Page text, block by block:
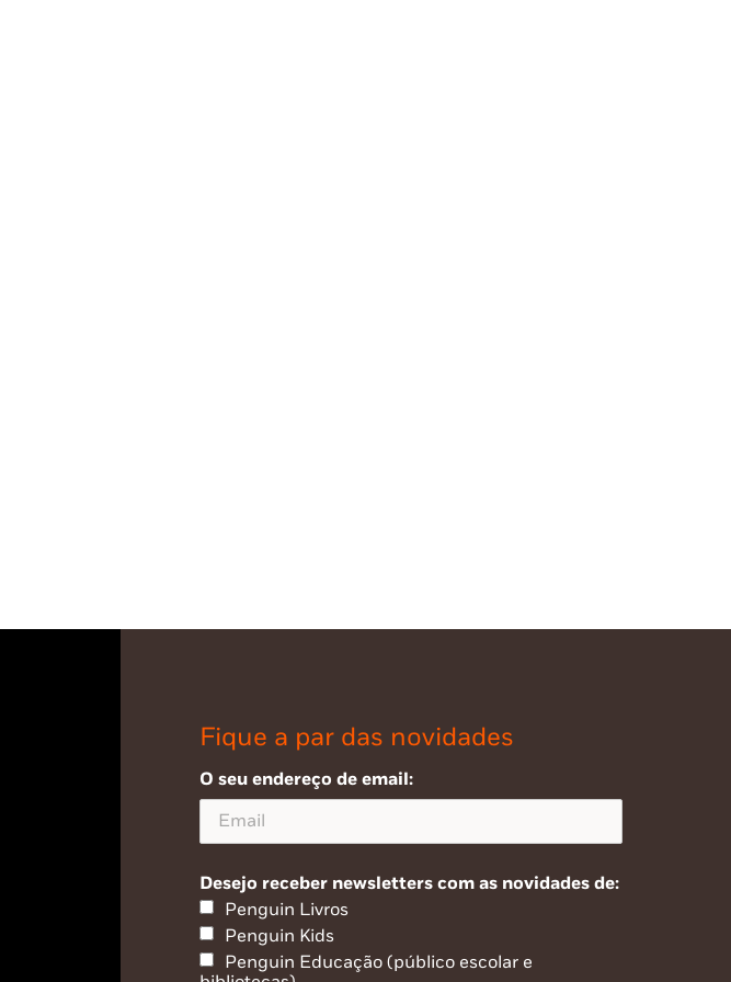
Fique a par das novidades
O seu endereço de email:
Desejo receber newsletters com as novidades de:
Penguin Livros
Penguin Kids
Penguin Educação (público escolar e